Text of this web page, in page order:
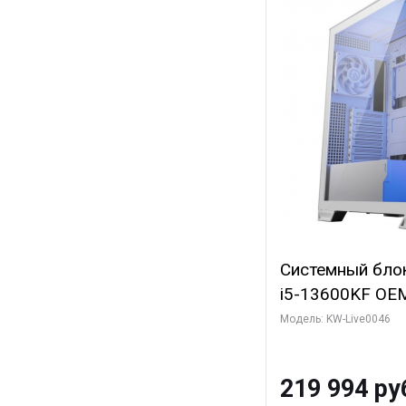
Системный
i5-13600KF
7, C14 8EC/
SSD)
Модель: KW-Live0046
219 994